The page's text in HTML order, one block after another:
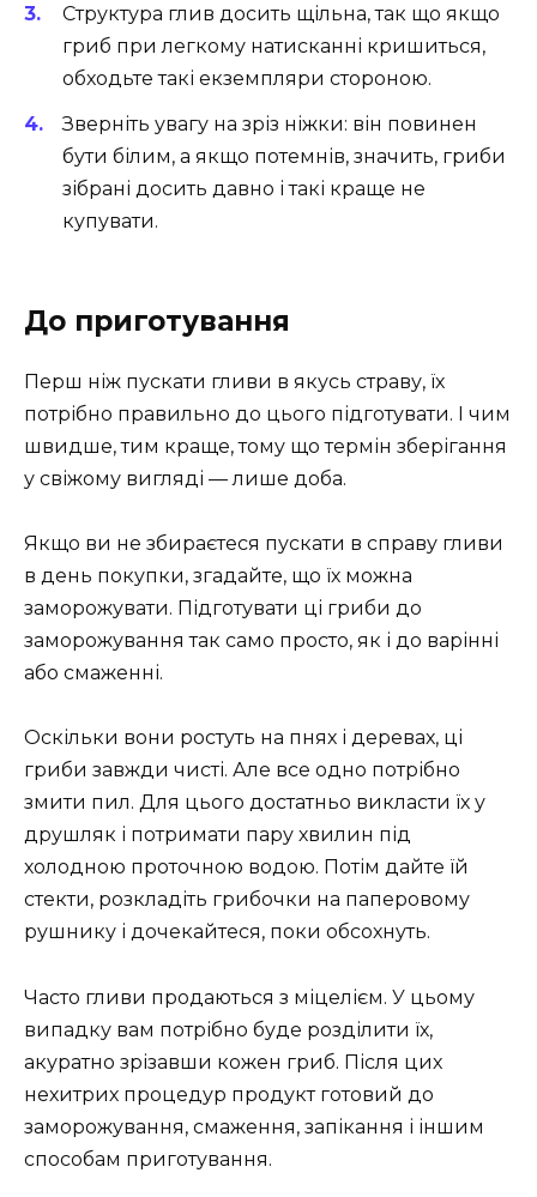
Структура глив досить щільна, так що якщо
гриб при легкому натисканні кришиться,
обходьте такі екземпляри стороною.
Зверніть увагу на зріз ніжки: він повинен
бути білим, а якщо потемнів, значить, гриби
зібрані досить давно і такі краще не
купувати.
До приготування
Перш ніж пускати гливи в якусь страву, їх
потрібно правильно до цього підготувати. І чим
швидше, тим краще, тому що термін зберігання
у свіжому вигляді — лише доба.
Якщо ви не збираєтеся пускати в справу гливи
в день покупки, згадайте, що їх можна
заморожувати. Підготувати ці гриби до
заморожування так само просто, як і до варінні
або смаженні.
Оскільки вони ростуть на пнях і деревах, ці
гриби завжди чисті. Але все одно потрібно
змити пил. Для цього достатньо викласти їх у
друшляк і потримати пару хвилин під
холодною проточною водою. Потім дайте їй
стекти, розкладіть грибочки на паперовому
рушнику і дочекайтеся, поки обсохнуть.
Часто гливи продаються з міцелієм. У цьому
випадку вам потрібно буде розділити їх,
акуратно зрізавши кожен гриб. Після цих
нехитрих процедур продукт готовий до
заморожування, смаження, запікання і іншим
способам приготування.